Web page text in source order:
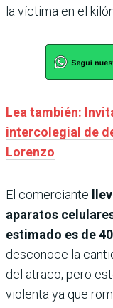
la víctima en el
Lea también:
intercolegial de
Lorenzo
El comerciante
aparatos
estimado es de
desconoce la
del atraco, pero
violenta ya que